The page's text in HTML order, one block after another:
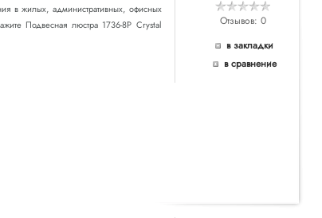
Отзывов: 0
в закладки
в сравнение
в жилых, административных, офисных
Подвесная люстра 1736-8P Crystal